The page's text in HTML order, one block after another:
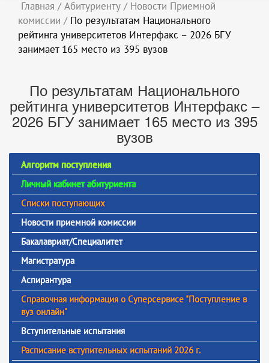
Главная / Абитуриенту / Новости Приемной
комиссии / По результатам Национального
рейтинга университетов Интерфакс – 2026 БГУ
занимает 165 место из 395 вузов
По результатам Национального
рейтинга университетов Интерфакс –
2026 БГУ занимает 165 место из 395
вузов
Алгоритм поступления
Личный кабинет абитуриента
Списки поступающих
Новости приемной комиссии
Бакалавриат/Специалитет
Магистратура
Аспирантура
Справочная информация о Суперсервисе "Поступление в
вуз онлайн"
Вступительные испытания
Расписание вступительных испытаний 2026 г.